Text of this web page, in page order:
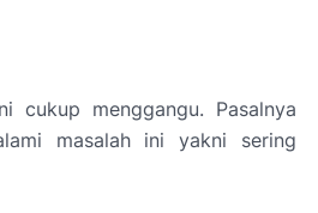
cukup menggangu. Pasalnya
masalah ini yakni sering